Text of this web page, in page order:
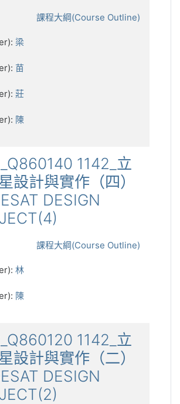
課程大綱(Course Outline)
梁
苗
莊
陳
1142_立
設計與實作（四）
DESIGN
課程大綱(Course Outline)
林
陳
1142_立
設計與實作（二）
DESIGN